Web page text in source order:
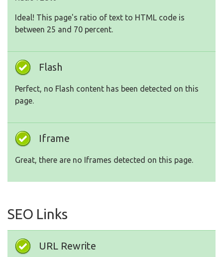
Ideal! This page's ratio of text to HTML code is
between 25 and 70 percent.
Flash
Perfect, no Flash content has been detected on this
page.
Iframe
Great, there are no Iframes detected on this page.
SEO Links
URL Rewrite